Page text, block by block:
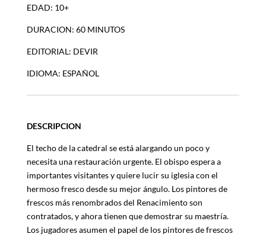
EDAD: 10+
DURACION: 60 MINUTOS
EDITORIAL: DEVIR
IDIOMA: ESPAÑOL
DESCRIPCION
El techo de la catedral se está alargando un poco y
necesita una restauración urgente. El obispo espera a
importantes visitantes y quiere lucir su iglesia con el
hermoso fresco desde su mejor ángulo. Los pintores de
frescos más renombrados del Renacimiento son
contratados, y ahora tienen que demostrar su maestría.
Los jugadores asumen el papel de los pintores de frescos